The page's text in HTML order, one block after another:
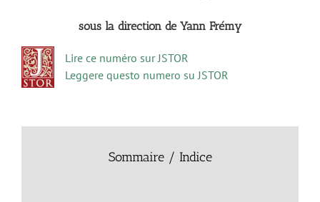
sous la direction de Yann Frémy
Lire ce numéro sur JSTOR
Leggere questo numero su JSTOR
Sommaire / Indice